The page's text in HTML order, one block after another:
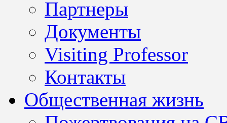
Партнеры
Документы
Visiting Professor
Контакты
Общественная жизнь